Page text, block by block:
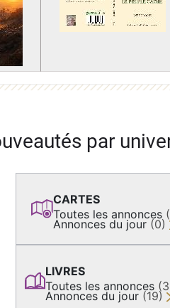
par
CARTES
Toutes les annonces
Annonces du jour (0)
LIVRES
Toutes les annonces
Annonces du jour (19)